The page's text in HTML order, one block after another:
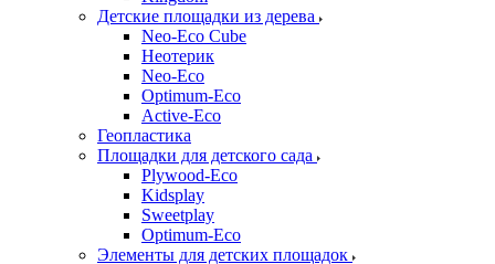
Детские площадки из дерева
Neo-Eco Cube
Неотерик
Neo-Eco
Оptimum-Еco
Active-Eco
Геопластика
Площадки для детского сада
Plywood-Eco
Kidsplay
Sweetplay
Оptimum-Еco
Элементы для детских площадок